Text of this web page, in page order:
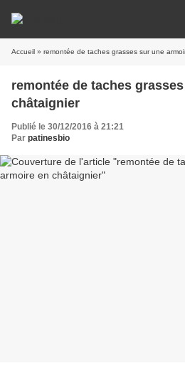
Accueil » remontée de taches grasses sur une
remontée de taches
châtaignier
Publié le 30/12/2016 à 21:21
Par patinesbio